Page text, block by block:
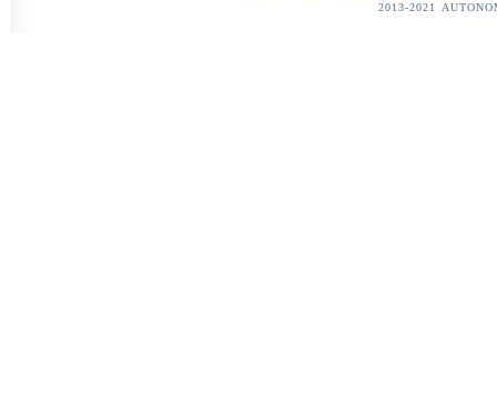
2013-2021